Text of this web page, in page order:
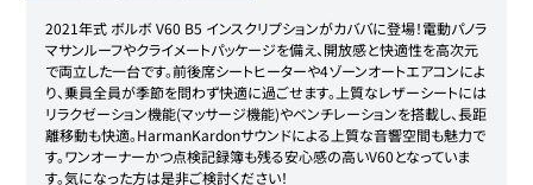
2021年式 ボルボ V60 B5 インスクリプションがカババに登場！電動パノラ
マサンルーフやクライメートパッケージを備え、開放感と快適性を高次元
で両立した一台です。前後席シートヒーターや4ゾーンオートエアコンによ
り、乗員全員が季節を問わず快適に過ごせます。上質なレザーシートには
リラクゼーション機能(マッサージ機能)やベンチレーションを搭載し、長距
離移動も快適。HarmanKardonサウンドによる上質な音響空間も魅力で
す。ワンオーナーかつ点検記録簿も残る安心感の高いV60となっていま
す。気になった方は是非ご検討ください！